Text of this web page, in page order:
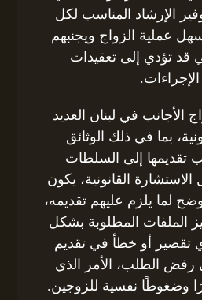
الإرشاد المناسب لكل
عملية الزواج ويجنبهم
قد تؤدي إلى تعقيدات
الأجانب في لبنان العديد
بما في ذلك الوثائق
تقديمها إلى السلطات
القانونية، يكون
لما يلزم عليهم تقديمه،
الملفات المطلوبة بشكل
تقصير أو خطأ في تقديم
رفض الطلب، الأمر الذي
وضغوطًا نفسية للزوجين.